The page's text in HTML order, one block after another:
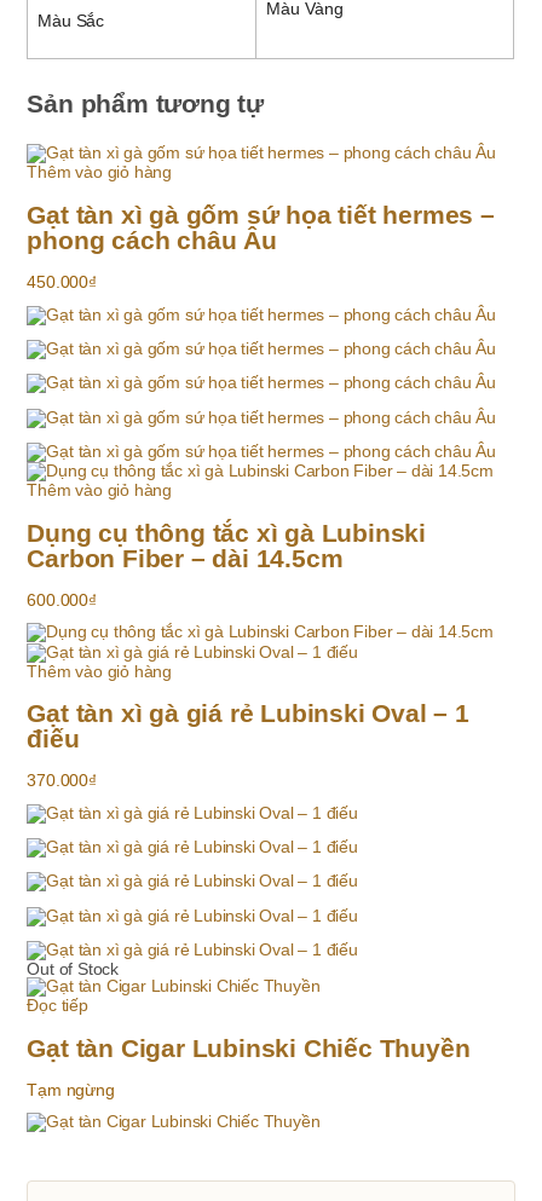
Màu Sắc
Màu Vàng
Sản phẩm tương tự
Thêm vào giỏ hàng
Gạt tàn xì gà gốm sứ họa tiết hermes –
phong cách châu Âu
450.000₫
Thêm vào giỏ hàng
Dụng cụ thông tắc xì gà Lubinski
Carbon Fiber – dài 14.5cm
600.000₫
Thêm vào giỏ hàng
Gạt tàn xì gà giá rẻ Lubinski Oval – 1
điếu
370.000₫
Out of Stock
Đọc tiếp
Gạt tàn Cigar Lubinski Chiếc Thuyền
Tạm ngừng